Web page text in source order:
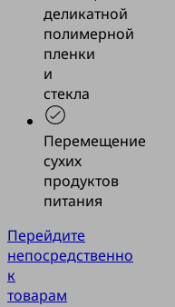
деликатной
полимерной
пленки
и
стекла
Перемещение
сухих
продуктов
питания
Перейдите
непосредственно
к
товарам